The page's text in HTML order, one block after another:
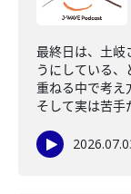
最終日は、土岐
うにしている
重ねる中で考え
そして実は苦手